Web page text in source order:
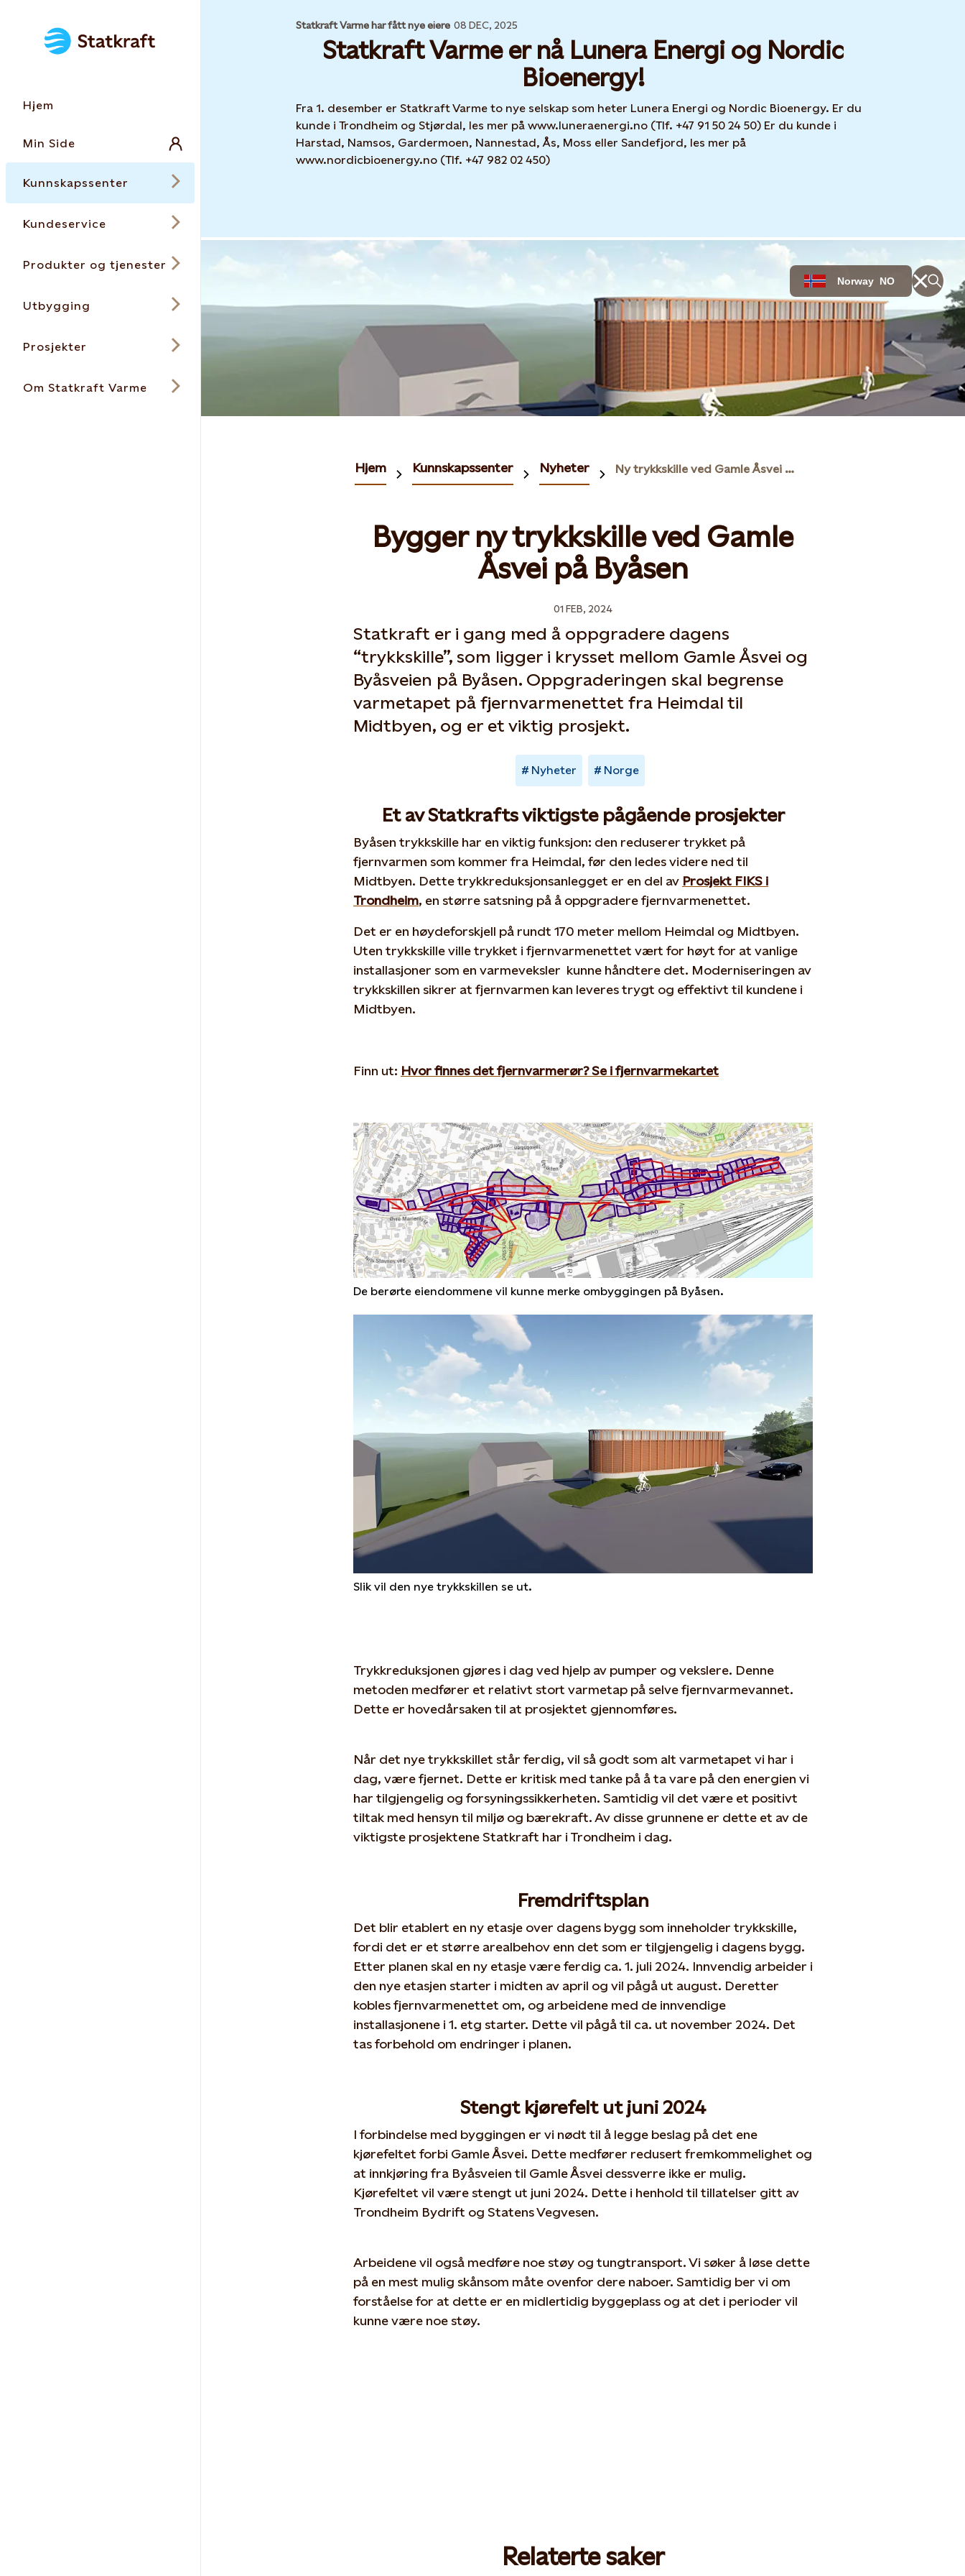
Hjem
Min Side
Kunnskapssenter
Kundeservice
Produkter og tjenester
Utbygging
Prosjekter
Om Statkraft Varme
Statkraft Varme har fått nye eiere 08 DEC, 2025
Statkraft Varme er nå Lunera Energi og Nordic
Bioenergy!
Fra 1. desember er Statkraft Varme to nye selskap som heter Lunera Energi og Nordic Bioenergy. Er du
kunde i Trondheim og Stjørdal, les mer på www.luneraenergi.no (Tlf. +47 91 50 24 50) Er du kunde i
Harstad, Namsos, Gardermoen, Nannestad, Ås, Moss eller Sandefjord, les mer på
www.nordicbioenergy.no (Tlf. +47 982 02 450)
Norway NO
Hjem Kunnskapssenter Nyheter Ny trykkskille ved Gamle Åsvei på Byåsen
Bygger ny trykkskille ved Gamle
Åsvei på Byåsen
01 FEB, 2024
Statkraft er i gang med å oppgradere dagens
“trykkskille”, som ligger i krysset mellom Gamle Åsvei og
Byåsveien på Byåsen. Oppgraderingen skal begrense
varmetapet på fjernvarmenettet fra Heimdal til
Midtbyen, og er et viktig prosjekt.
Nyheter Norge
Et av Statkrafts viktigste pågående prosjekter
Byåsen trykkskille har en viktig funksjon: den reduserer trykket på
fjernvarmen som kommer fra Heimdal, før den ledes videre ned til
Midtbyen. Dette trykkreduksjonsanlegget er en del av Prosjekt FIKS i
Trondheim, en større satsning på å oppgradere fjernvarmenettet.
Det er en høydeforskjell på rundt 170 meter mellom Heimdal og Midtbyen.
Uten trykkskille ville trykket i fjernvarmenettet vært for høyt for at vanlige
installasjoner som en varmeveksler kunne håndtere det. Moderniseringen av
trykkskillen sikrer at fjernvarmen kan leveres trygt og effektivt til kundene i
Midtbyen.
Finn ut: Hvor finnes det fjernvarmerør? Se i fjernvarmekartet
De berørte eiendommene vil kunne merke ombyggingen på Byåsen.
Slik vil den nye trykkskillen se ut.
Trykkreduksjonen gjøres i dag ved hjelp av pumper og vekslere. Denne
metoden medfører et relativt stort varmetap på selve fjernvarmevannet.
Dette er hovedårsaken til at prosjektet gjennomføres.
Når det nye trykkskillet står ferdig, vil så godt som alt varmetapet vi har i
dag, være fjernet. Dette er kritisk med tanke på å ta vare på den energien vi
har tilgjengelig og forsyningssikkerheten. Samtidig vil det være et positivt
tiltak med hensyn til miljø og bærekraft. Av disse grunnene er dette et av de
viktigste prosjektene Statkraft har i Trondheim i dag.
Fremdriftsplan
Det blir etablert en ny etasje over dagens bygg som inneholder trykkskille,
fordi det er et større arealbehov enn det som er tilgjengelig i dagens bygg.
Etter planen skal en ny etasje være ferdig ca. 1. juli 2024. Innvendig arbeider i
den nye etasjen starter i midten av april og vil pågå ut august. Deretter
kobles fjernvarmenettet om, og arbeidene med de innvendige
installasjonene i 1. etg starter. Dette vil pågå til ca. ut november 2024. Det
tas forbehold om endringer i planen.
Stengt kjørefelt ut juni 2024
I forbindelse med byggingen er vi nødt til å legge beslag på det ene
kjørefeltet forbi Gamle Åsvei. Dette medfører redusert fremkommelighet og
at innkjøring fra Byåsveien til Gamle Åsvei dessverre ikke er mulig.
Kjørefeltet vil være stengt ut juni 2024. Dette i henhold til tillatelser gitt av
Trondheim Bydrift og Statens Vegvesen.
Arbeidene vil også medføre noe støy og tungtransport. Vi søker å løse dette
på en mest mulig skånsom måte ovenfor dere naboer. Samtidig ber vi om
forståelse for at dette er en midlertidig byggeplass og at det i perioder vil
kunne være noe støy.
Relaterte saker